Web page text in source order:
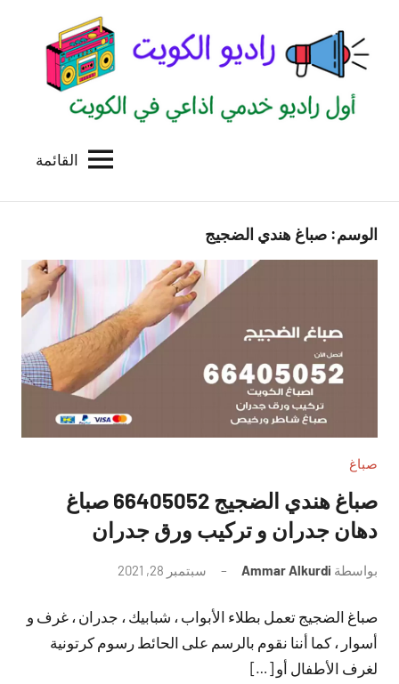
المحتوى
الكويت
للاعلانات
القائمة
الوسم: صباغ هندي الضجيج
صباغ
صباغ هندي الضجيج 66405052 صباغ
دهان جدران و تركيب ورق جدران
بواسطة Ammar Alkurdi سبتمبر 28, 2021
تعليقات
صباغ الضجيج تعمل بطلاء الأبواب ، شبابيك ، جدران ، غرف و
أسوار ، كما أننا نقوم بالرسم على الحائط رسوم كرتونية
لغرف الأطفال أو […]